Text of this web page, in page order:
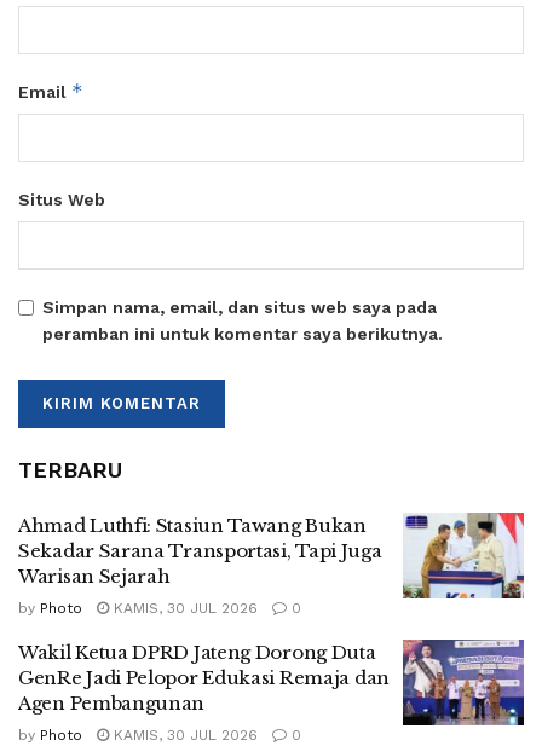
Email *
Situs Web
Simpan nama, email, dan situs web saya pada
peramban ini untuk komentar saya berikutnya.
TERBARU
Ahmad Luthfi: Stasiun Tawang Bukan
Sekadar Sarana Transportasi, Tapi Juga
Warisan Sejarah
by Photo KAMIS, 30 JUL 2026 0
Wakil Ketua DPRD Jateng Dorong Duta
GenRe Jadi Pelopor Edukasi Remaja dan
Agen Pembangunan
by Photo KAMIS, 30 JUL 2026 0